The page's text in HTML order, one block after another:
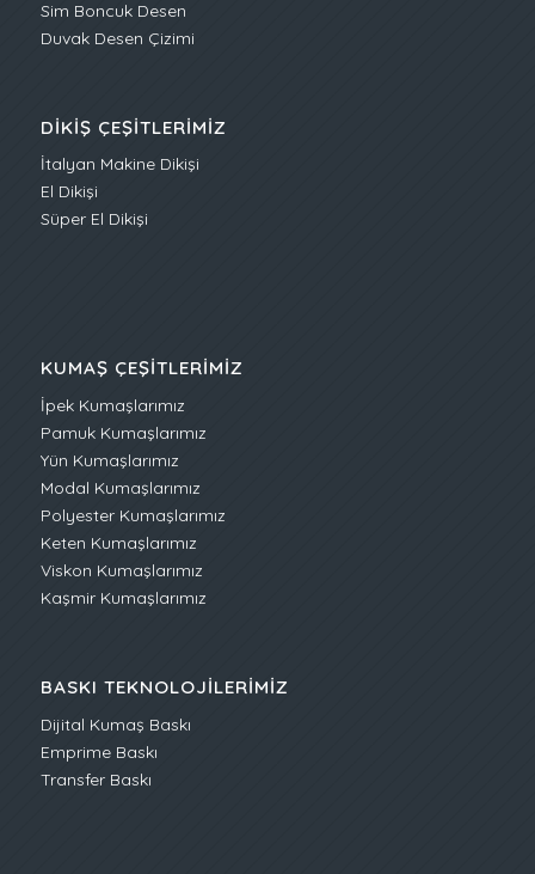
Sim Boncuk Desen
Duvak Desen Çizimi
DIKIŞ ÇEŞITLERIMIZ
İtalyan Makine Dikişi
El Dikişi
Süper El Dikişi
KUMAŞ ÇEŞITLERIMIZ
İpek Kumaşlarımız
Pamuk Kumaşlarımız
Yün Kumaşlarımız
Modal Kumaşlarımız
Polyester Kumaşlarımız
Keten Kumaşlarımız
Viskon Kumaşlarımız
Kaşmir Kumaşlarımız
BASKI TEKNOLOJILERIMIZ
Dijital Kumaş Baskı
Emprime Baskı
Transfer Baskı